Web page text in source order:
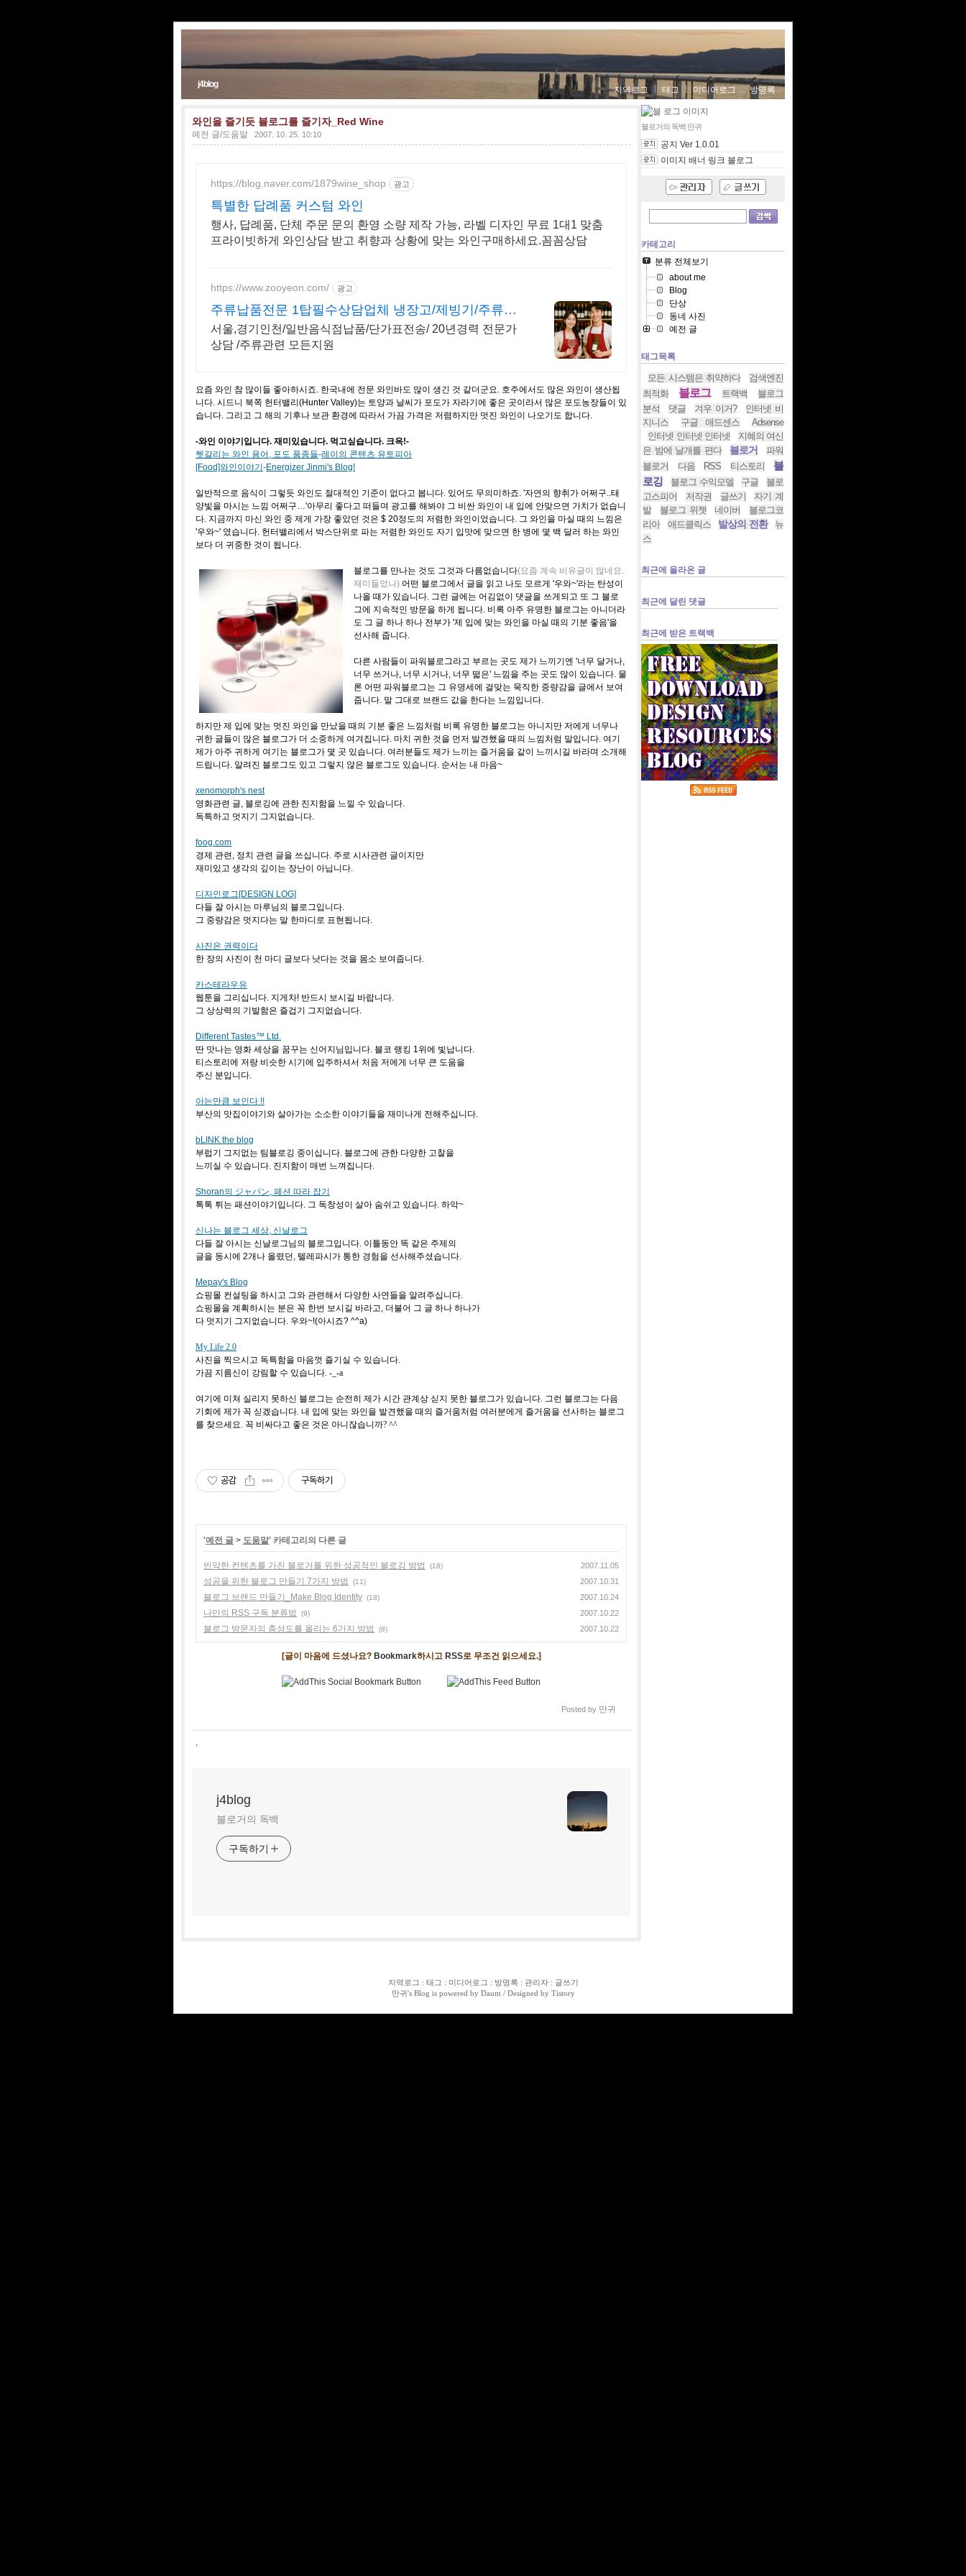
j4blog
지역로그 태그 미디어로그 방명록
와인을 즐기듯 블로그를 즐기자_Red Wine
예전 글/도움말 2007. 10. 25. 10:10
https://blog.naver.com/1879wine_shop 광고
특별한 답례품 커스텀 와인
행사, 답례품, 단체 주문 문의 환영 소량 제작 가능, 라벨 디자인 무료 1대1 맞춤
프라이빗하게 와인상담 받고 취향과 상황에 맞는 와인구매하세요.꼼꼼상담
https://www.zooyeon.com/ 광고
주류납품전문 1탑필수상담업체 냉장고/제빙기/주류대
출 지원
서울,경기인천/일반음식점납품/단가표전송/ 20년경력 전문가
상담 /주류관련 모든지원
요즘 와인 참 많이들 좋아하시죠. 한국내에 전문 와인바도 많이 생긴 것 같더군요. 호주에서도 많은 와인이 생산됩
니다. 시드니 북쪽 헌터밸리(Hunter Valley)는 토양과 날씨가 포도가 자라기에 좋은 곳이라서 많은 포도농장들이 있
습니다. 그리고 그 해의 기후나 보관 환경에 따라서 가끔 가격은 저렴하지만 멋진 와인이 나오기도 합니다.
-와인 이야기입니다. 재미있습니다. 먹고싶습니다. 크윽!-
헷갈리는 와인 용어, 포도 품종들-레이의 콘텐츠 유토피아
[Food]와인이야기-Energizer Jinmi's Blog!
일반적으로 음식이 그렇듯 와인도 절대적인 기준이 없다고 봅니다. 있어도 무의미하죠. '자연의 향취가 어쩌구..태
양빛을 마시는 느낌 어쩌구…'아무리 좋다고 떠들며 광고를 해봐야 그 비싼 와인이 내 입에 안맞으면 가치가 없습니
다. 지금까지 마신 와인 중 제게 가장 좋았던 것은 $ 20정도의 저렴한 와인이었습니다. 그 와인을 마실 때의 느낌은
'우와~' 였습니다. 헌터밸리에서 박스단위로 파는 저렴한 와인도 자기 입맛에 맞으면 한 병에 몇 백 달러 하는 와인
보다 더 귀중한 것이 됩니다.
블로그를 만나는 것도 그것과 다름없습니다(요즘 계속 비유글이 많네요.
재미들었나) 어떤 블로그에서 글을 읽고 나도 모르게 '우와~'라는 탄성이
나올 때가 있습니다. 그런 글에는 어김없이 댓글을 쓰게되고 또 그 블로
그에 지속적인 방문을 하게 됩니다. 비록 아주 유명한 블로그는 아니더라
도 그 글 하나 하나 전부가 '제 입에 맞는 와인을 마실 때의 기분 좋음'을
선사해 줍니다.
다른 사람들이 파워블로그라고 부르는 곳도 제가 느끼기엔 '너무 달거나,
너무 쓰거나, 너무 시거나, 너무 떫은' 느낌을 주는 곳도 많이 있습니다. 물
론 어떤 파워블로그는 그 유명세에 걸맞는 묵직한 중량감을 글에서 보여
줍니다. 말 그대로 브랜드 값을 한다는 느낌입니다.
하지만 제 입에 맞는 멋진 와인을 만났을 때의 기분 좋은 느낌처럼 비록 유명한 블로그는 아니지만 저에게 너무나
귀한 글들이 많은 블로그가 더 소중하게 여겨집니다. 마치 귀한 것을 먼저 발견했을 때의 느낌처럼 말입니다. 여기
제가 아주 귀하게 여기는 블로그가 몇 곳 있습니다. 여러분들도 제가 느끼는 즐거움을 같이 느끼시길 바라며 소개해
드립니다. 알려진 블로그도 있고 그렇지 않은 블로그도 있습니다. 순서는 내 마음~
xenomorph's nest
영화관련 글, 블로깅에 관한 진지함을 느낄 수 있습니다.
독특하고 멋지기 그지없습니다.
foog.com
경제 관련, 정치 관련 글을 쓰십니다. 주로 시사관련 글이지만
재미있고 생각의 깊이는 장난이 아닙니다.
디자인로그[DESIGN LOG]
다들 잘 아시는 마루님의 블로그입니다.
그 중량감은 멋지다는 말 한마디로 표현됩니다.
사진은 권력이다
한 장의 사진이 천 마디 글보다 낫다는 것을 몸소 보여줍니다.
카스테라우유
웹툰을 그리십니다. 지게차! 반드시 보시길 바랍니다.
그 상상력의 기발함은 즐겁기 그지없습니다.
Different Tastes™ Ltd.
딴 맛나는 영화 세상을 꿈꾸는 신어지님입니다. 블코 랭킹 1위에 빛납니다.
티스토리에 저랑 비슷한 시기에 입주하셔서 처음 저에게 너무 큰 도움을
주신 분입니다.
아는만큼 보인다 !!
부산의 맛집이야기와 살아가는 소소한 이야기들을 재미나게 전해주십니다.
bLINK the blog
부럽기 그지없는 팀블로깅 중이십니다. 블로그에 관한 다양한 고찰을
느끼실 수 있습니다. 진지함이 매번 느껴집니다.
Shoran의 ジャパン, 패션 따라 잡기
톡톡 튀는 패션이야기입니다. 그 독창성이 살아 숨쉬고 있습니다. 하악~
신나는 블로그 세상, 신날로그
다들 잘 아시는 신날로그님의 블로그입니다. 이틀동안 똑 같은 주제의
글을 동시에 2개나 올렸던, 텔레파시가 통한 경험을 선사해주셨습니다.
Mepay's Blog
쇼핑몰 컨설팅을 하시고 그와 관련해서 다양한 사연들을 알려주십니다.
쇼핑몰을 계획하시는 분은 꼭 한번 보시길 바라고, 더불어 그 글 하나 하나가
다 멋지기 그지없습니다. 우와~!(아시죠? ^^a)
My Life 2.0
사진을 찍으시고 독특함을 마음껏 즐기실 수 있습니다.
가끔 지름신이 강림할 수 있습니다. -_-a
여기에 미쳐 실리지 못하신 블로그는 순전히 제가 시간 관계상 싣지 못한 블로그가 있습니다. 그런 블로그는 다음
기회에 제가 꼭 싣겠습니다. 내 입에 맞는 와인을 발견했을 때의 즐거움처럼 여러분에게 즐거움을 선사하는 블로그
를 찾으세요. 꼭 비싸다고 좋은 것은 아니잖습니까? ^^
공감 구독하기
'예전 글 > 도움말' 카테고리의 다른 글
빈약한 컨텐츠를 가진 블로거를 위한 성공적인 블로깅 방법 (18) 2007.11.05
성공을 위한 블로그 만들기 7가지 방법 (11) 2007.10.31
블로그 브랜드 만들기_Make Blog Identity (18) 2007.10.24
나만의 RSS 구독 분류법 (9) 2007.10.22
블로그 방문자의 충성도를 올리는 6가지 방법 (8) 2007.10.22
[글이 마음에 드셨나요? Bookmark하시고 RSS로 무조건 읽으세요.]
Posted by 만귀
j4blog
블로거의 독백
구독하기
블로거의 독백 만귀
공지 Ver 1.0.01
이미지 배너 링크 블로그
카테고리
분류 전체보기
about me
Blog
단상
동네 사진
예전 글
태그목록
모든 시스템은 취약하다
검색엔진
최적화
블로그 트랙백
블로그
분석
댓글 겨우 이거?
인터넷 비
지니스
구글 애드센스
Adsense
인터넷 인터넷 인터넷
지혜의 여신
은 밤에 날개를 편다
블로거
파워
블로거
다음 RSS 티스토리
블
로깅
블로그 수익모델 구글
블로
고스피어
저작권 글쓰기
자기 계
발
블로그 위젯 네이버
블로그코
리아
애드클릭스 발상의 전환
뉴
스
최근에 올라온 글
최근에 달린 댓글
최근에 받은 트랙백
지역로그 : 태그 : 미디어로그 : 방명록 : 관리자: 글쓰기
만귀's Blog is powered by Daum / Designed by Tistory